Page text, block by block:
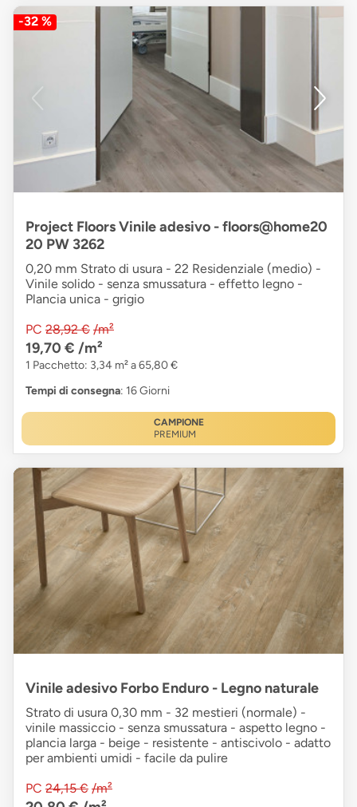
-32 %
Project Floors Vinile adesivo - floors@home20
20 PW 3262
0,20 mm Strato di usura - 22 Residenziale (medio) -
Vinile solido - senza smussatura - effetto legno -
Plancia unica - grigio
PC 28,92 € /m²
19,70 € /m²
1 Pacchetto: 3,34 m² a 65,80 €
Tempi di consegna: 16 Giorni
CAMPIONE
PREMIUM
Vinile adesivo Forbo Enduro - Legno naturale
Strato di usura 0,30 mm - 32 mestieri (normale) -
vinile massiccio - senza smussatura - aspetto legno -
plancia larga - beige - resistente - antiscivolo - adatto
per ambienti umidi - facile da pulire
PC 24,15 € /m²